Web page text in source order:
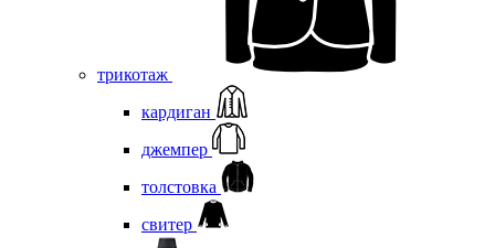
трикотаж
кардиган
джемпер
толстовка
свитер